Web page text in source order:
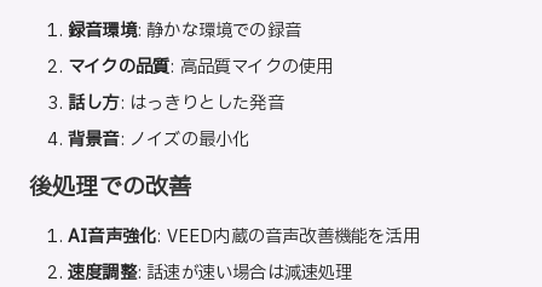
録音環境: 静かな環境での録音
マイクの品質: 高品質マイクの使用
話し方: はっきりとした発音
背景音: ノイズの最小化
後処理での改善
AI音声強化: VEED内蔵の音声改善機能を活用
速度調整: 話速が速い場合は減速処理